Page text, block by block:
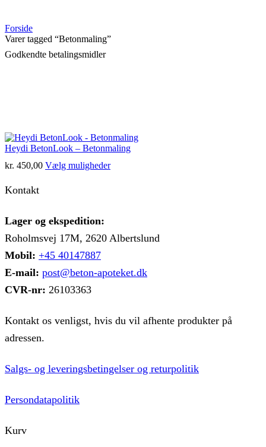
Forside
Varer tagged “Betonmaling”
Godkendte betalingsmidler
Heydi BetonLook – Betonmaling
kr. 450,00 Vælg mulighederDette
vælges
Kontakt
Lager og ekspedition:
Roholmsvej 17M, 2620 Albertslund
Mobil: +45 40147887
E-mail: post@beton-apoteket.dk
CVR-nr: 26103363
Kontakt os venligst, hvis du vil afhente produkter på
adressen.
Salgs- og leveringsbetingelser og returpolitik
Persondatapolitik
Kurv